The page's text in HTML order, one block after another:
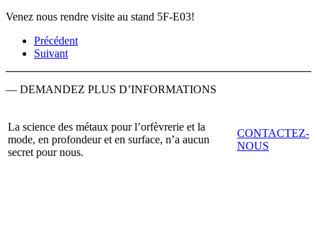
Venez nous rendre visite au stand 5F-E03!
Précédent
Suivant
— DEMANDEZ PLUS D’INFORMATIONS
La science des métaux pour l’orfèvrerie et la
mode, en profondeur et en surface, n’a aucun
secret pour nous.
CONTACTEZ-
NOUS